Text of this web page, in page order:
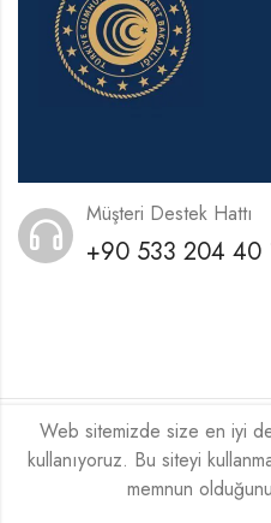
Müşteri Destek Hattı
+90 533 204 40
2026Xeneora
Web sitemizde size en iyi
kullanıyoruz. Bu siteyi
memnun